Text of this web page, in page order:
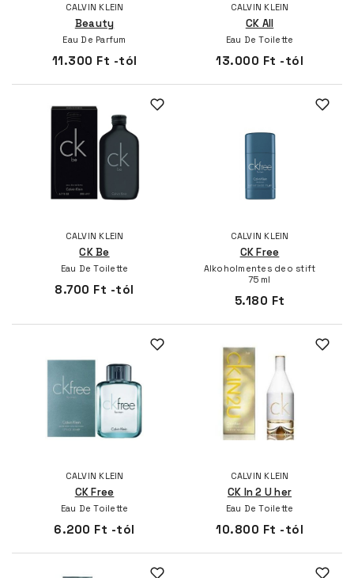
CALVIN KLEIN
Beauty
Eau De Parfum
11.300 Ft -tól
CALVIN KLEIN
CK All
Eau De Toilette
13.000 Ft -tól
CALVIN KLEIN
CK Be
Eau De Toilette
8.700 Ft -tól
CALVIN KLEIN
CK Free
Alkoholmentes deo stift
75 ml
5.180 Ft
CALVIN KLEIN
CK Free
Eau De Toilette
6.200 Ft -tól
CALVIN KLEIN
CK In 2 U her
Eau De Toilette
10.800 Ft -tól